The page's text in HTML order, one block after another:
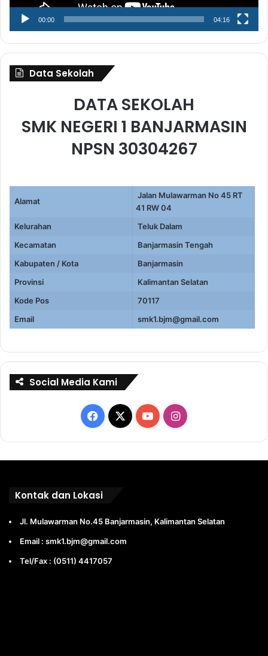
00:00 04:16
Data Sekolah
DATA SEKOLAH
SMK NEGERI 1 BANJARMASIN
NPSN 30304267
Alamat
Jalan Mulawarman No 45 RT
41 RW 04
Kelurahan
Teluk Dalam
Kecamatan
Banjarmasin Tengah
Kabupaten / Kota
Banjarmasin
Provinsi
Kalimantan Selatan
Kode Pos
70117
Email
smk1.bjm@gmail.com
Social Media Kami
Facebook
X YouTubeInstagram
Kontak dan Lokasi
Jl. Mulawarman No.45 Banjarmasin, Kalimantan Selatan
Email : smk1.bjm@gmail.com
Tel/Fax : (0511) 4417057